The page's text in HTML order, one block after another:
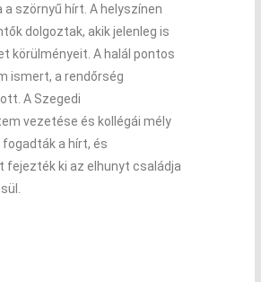
a szörnyű hírt. A helyszínen
dolgoztak, akik jelenleg is
körülményeit. A halál pontos
ismert, a rendőrség
A Szegedi
vezetése és kollégái mély
a hírt, és
ki az elhunyt családja